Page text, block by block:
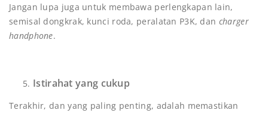
Jangan lupa juga untuk membawa perlengkapan lain,
semisal dongkrak, kunci roda, peralatan P3K, dan charger
handphone.
Istirahat yang cukup
Terakhir, dan yang paling penting, adalah memastikan